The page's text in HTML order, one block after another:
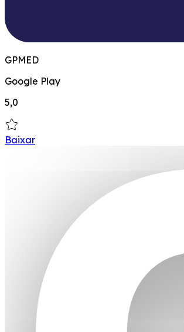
GPMED
Google Play
5,0
Baixar